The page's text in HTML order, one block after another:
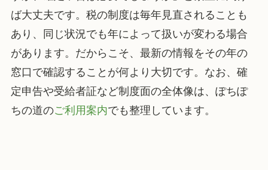
ば大丈夫です。税の制度は毎年見直されることも
あり、同じ状況でも年によって扱いが変わる場合
があります。だからこそ、最新の情報をその年の
窓口で確認することが何より大切です。なお、確
定申告や受給者証など制度面の全体像は、ぽちぽ
ちの道のご利用案内でも整理しています。